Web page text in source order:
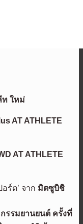
ท ใหม่
lus AT ATHLETE
AT ATHLETE
ร์ต’ จาก มิตซูบิชิ
รรมยานยนต์ ครั้งที่